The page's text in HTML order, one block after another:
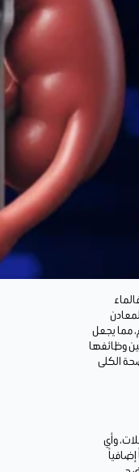
مما يجعل
وظائفها
الكلى
وأي
إضافياً